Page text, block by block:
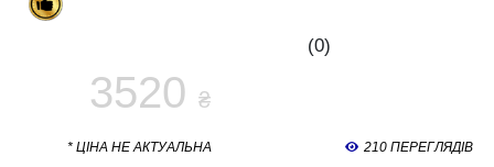
(0)
3520 ₴
* ЦІНА НЕ АКТУАЛЬНА 210 ПЕРЕГЛЯДІВ